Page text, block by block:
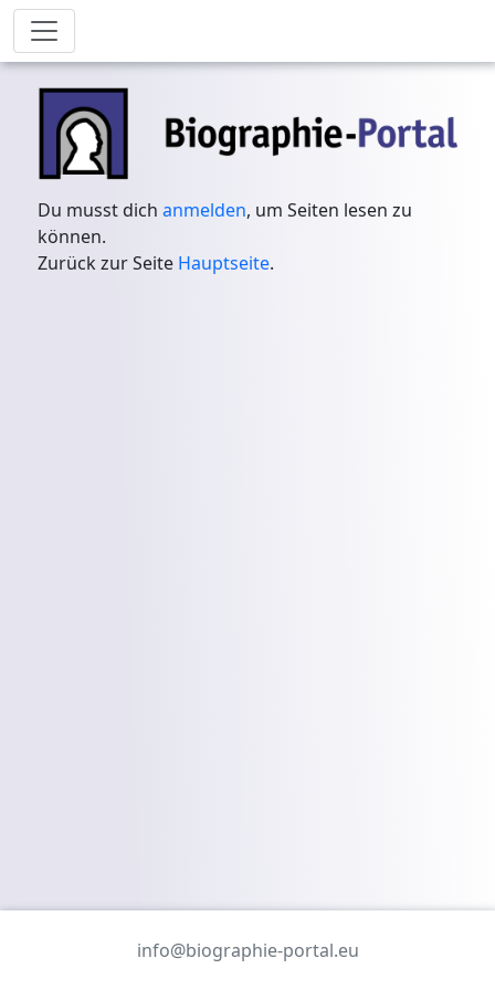
Du musst dichanmelden, um Seiten lesen zu
können.
Zurück zur Seite Hauptseite.
info@biographie-portal.eu